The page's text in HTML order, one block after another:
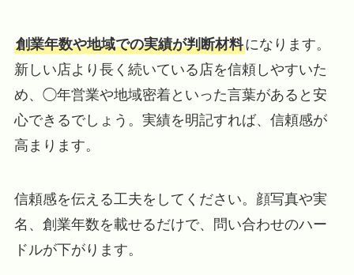
創業年数や地域での実績が判断材料になります。
新しい店より長く続いている店を信頼しやすいた
め、◯年営業や地域密着といった言葉があると安
心できるでしょう。実績を明記すれば、信頼感が
高まります。
信頼感を伝える工夫をしてください。顔写真や実
名、創業年数を載せるだけで、問い合わせのハー
ドルが下がります。